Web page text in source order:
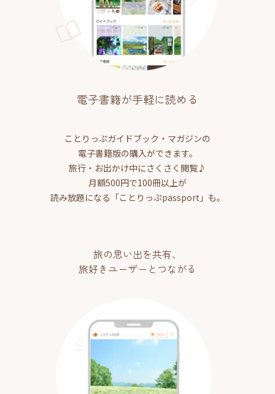
電子書籍が手軽に読める
ことりっぷガイドブック・マガジンの
電子書籍版の購入ができます。
旅行・お出かけ中にさくさく閲覧♪
月額500円で100冊以上が
読み放題になる「ことりっぷpassport」も。
旅の思い出を共有、
旅好きユーザーとつながる